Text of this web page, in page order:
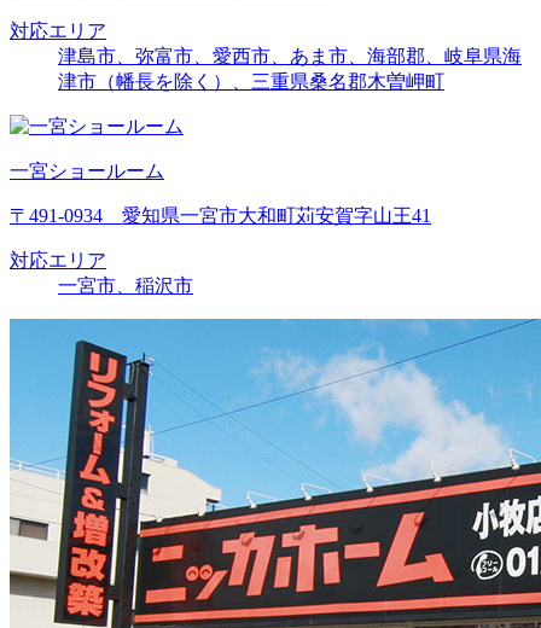
対応エリア
津島市、弥富市、愛西市、あま市、海部郡、岐阜県海
津市（幡長を除く）、三重県桑名郡木曽岬町
一宮ショールーム
〒491-0934 愛知県一宮市大和町苅安賀字山王41
対応エリア
一宮市、稲沢市